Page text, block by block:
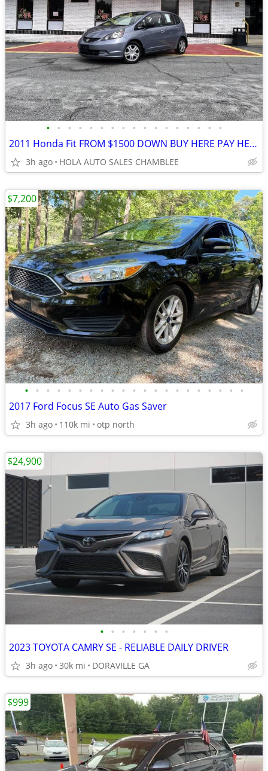
• • • • • • • • • • • • • • • • •
2011 Honda Fit FROM $1500 DOWN BUY HERE PAY HERE EASY FINANCING 9% APR
3h ago HOLA AUTO SALES CHAMBLEE
• • • • • • • • • • • • • • • • • • • • •
2017 Ford Focus SE Auto Gas Saver
3h ago 110k mi otp north
$7,200
• • • • • • •
2023 TOYOTA CAMRY SE - RELIABLE DAILY DRIVER
3h ago 30k mi DORAVILLE GA
$24,900
$999